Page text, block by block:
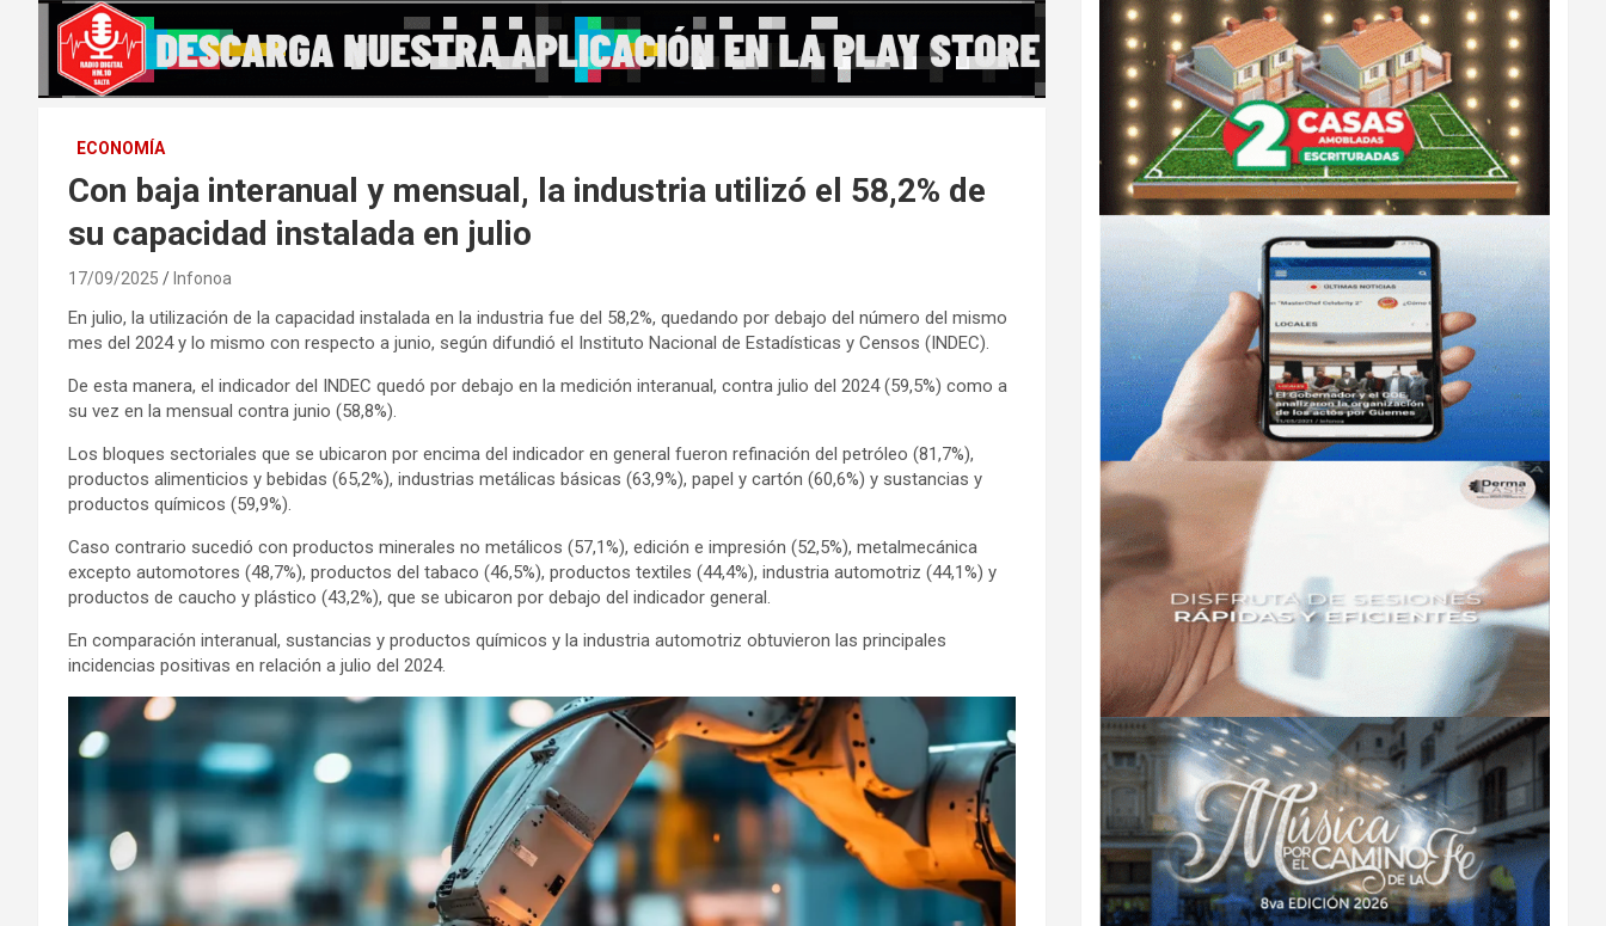
ECONOMÍA
Con baja interanual y mensual, la industria utilizó el 58,2% de
su capacidad instalada en julio
17/09/2025 Infonoa
En julio, la utilización de la capacidad instalada en la industria fue del 58,2%, quedando por debajo del número del mismo
mes del 2024 y lo mismo con respecto a junio, según difundió el Instituto Nacional de Estadísticas y Censos (INDEC).
De esta manera, el indicador del INDEC quedó por debajo en la medición interanual, contra julio del 2024 (59,5%) como a
su vez en la mensual contra junio (58,8%).
Los bloques sectoriales que se ubicaron por encima del indicador en general fueron refinación del petróleo (81,7%),
productos alimenticios y bebidas (65,2%), industrias metálicas básicas (63,9%), papel y cartón (60,6%) y sustancias y
productos químicos (59,9%).
Caso contrario sucedió con productos minerales no metálicos (57,1%), edición e impresión (52,5%), metalmecánica
excepto automotores (48,7%), productos del tabaco (46,5%), productos textiles (44,4%), industria automotriz (44,1%) y
productos de caucho y plástico (43,2%), que se ubicaron por debajo del indicador general.
En comparación interanual, sustancias y productos químicos y la industria automotriz obtuvieron las principales
incidencias positivas en relación a julio del 2024.